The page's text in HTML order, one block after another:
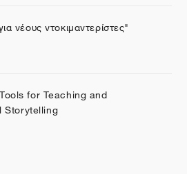
νέους ντοκιμαντερίστες"
for Teaching and
Storytelling